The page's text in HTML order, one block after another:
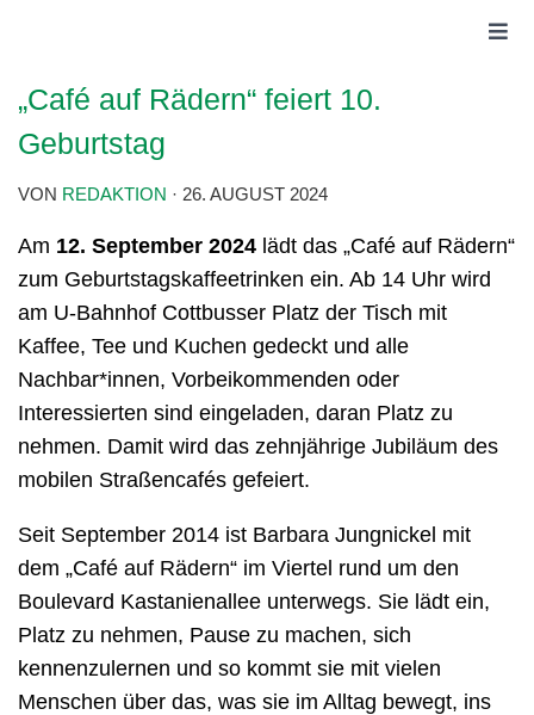
„Café auf Rädern“ feiert 10.
Geburtstag
VON REDAKTION · 26. AUGUST 2024
Am 12. September 2024 lädt das „Café auf Rädern“
zum Geburtstagskaffeetrinken ein. Ab 14 Uhr wird
am U-Bahnhof Cottbusser Platz der Tisch mit
Kaffee, Tee und Kuchen gedeckt und alle
Nachbar*innen, Vorbeikommenden oder
Interessierten sind eingeladen, daran Platz zu
nehmen. Damit wird das zehnjährige Jubiläum des
mobilen Straßencafés gefeiert.
Seit September 2014 ist Barbara Jungnickel mit
dem „Café auf Rädern“ im Viertel rund um den
Boulevard Kastanienallee unterwegs. Sie lädt ein,
Platz zu nehmen, Pause zu machen, sich
kennenzulernen und so kommt sie mit vielen
Menschen über das, was sie im Alltag bewegt, ins